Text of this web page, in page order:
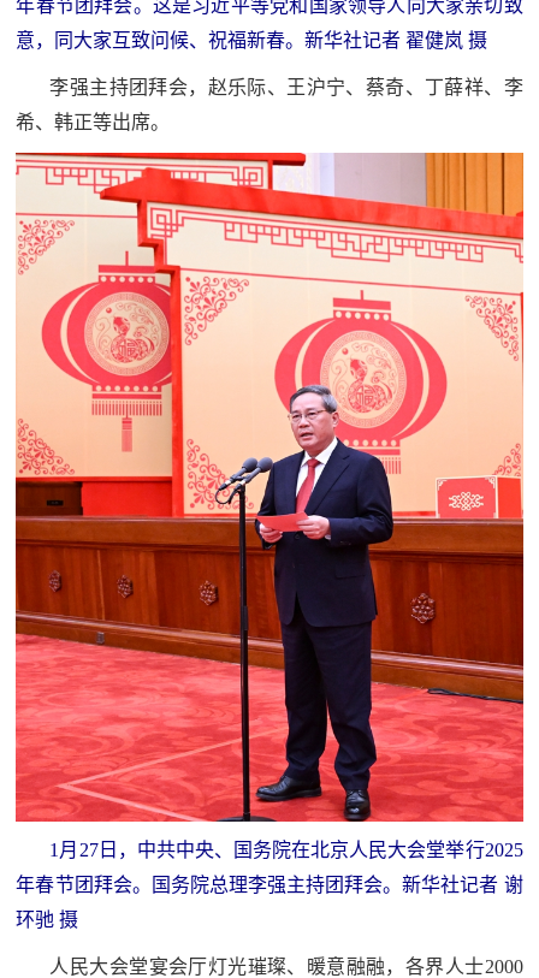
红
文
关
于
们
年春节团拜会。这是习近平等党和国家领导人向大家亲切致
意，同大家互致问候、祝福新春。新华社记者 翟健岚 摄
李强主持团拜会，赵乐际、王沪宁、蔡奇、丁薛祥、李
希、韩正等出席。
1月27日，中共中央、国务院在北京人民大会堂举行2025
年春节团拜会。国务院总理李强主持团拜会。新华社记者 谢
环驰 摄
人民大会堂宴会厅灯光璀璨、暖意融融，各界人士2000